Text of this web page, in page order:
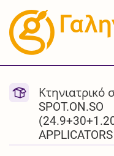
Κτηνιατρικό
SPOT.ON.SO